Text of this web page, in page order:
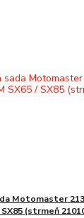
Motomaster
(strmeň